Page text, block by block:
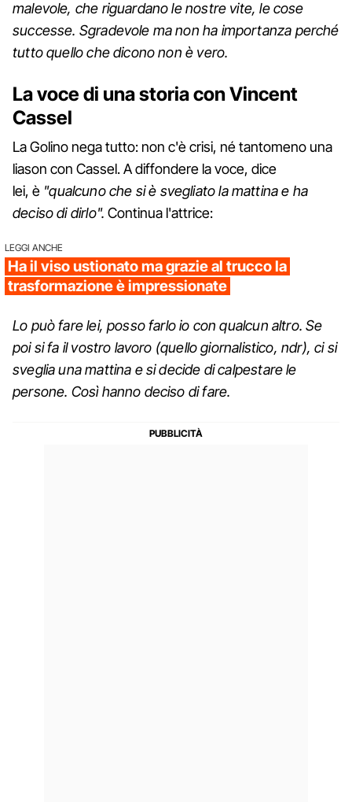
malevole, che riguardano le nostre vite, le cose
successe. Sgradevole ma non ha importanza perché
tutto quello che dicono non è vero.
La voce di una storia con Vincent
Cassel
La Golino nega tutto: non c'è crisi, né tantomeno una
liason con Cassel. A diffondere la voce, dice
lei, è "qualcuno che si è svegliato la mattina e ha
deciso di dirlo". Continua l'attrice:
LEGGI ANCHE
Ha il viso ustionato ma grazie al trucco la
trasformazione è impressionate
Lo può fare lei, posso farlo io con qualcun altro. Se
poi si fa il vostro lavoro (quello giornalistico, ndr), ci si
sveglia una mattina e si decide di calpestare le
persone. Così hanno deciso di fare.